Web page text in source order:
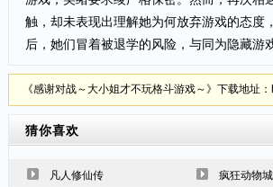
触，却未表现出理解她为何放弃游戏的态度
后，她们冒着被退学的风险，与同为隐藏
《感谢对战～大小姐才不玩格斗游戏～》下载地址
猜你喜欢
凡人修仙传 疯狂动物